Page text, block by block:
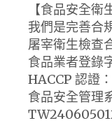
【食品安全衛
我們是完善合
屠宰衛生檢查
食品業者登
HACCP 認證
食品安全管理